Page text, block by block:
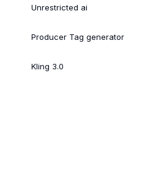
Unrestricted ai
Producer Tag generator
Kling 3.0